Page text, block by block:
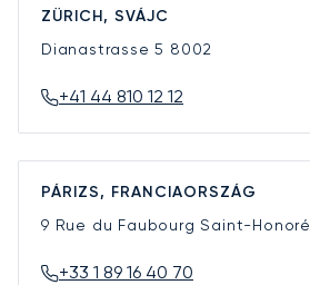
ZÜRICH, SVÁJC
Dianastrasse 5 8002
+41 44 810 12 12
PÁRIZS, FRANCIAORSZÁG
9 Rue du Faubourg Saint-Honoré
+33 1 89 16 40 70